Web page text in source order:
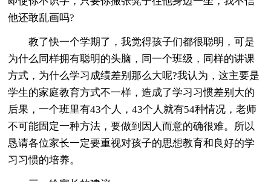
他还敢乱画吗?
教了快一个学期了，我觉得孩子们都很聪明，可是
为什么同样拥有聪明的头脑，同一个班级，同样的讲课
方式，为什么学习成绩差别那么大呢?我认为，这主要是
学生的家庭教育方式不一样，造成了学习习惯差别大的
后果，一个班里有43个人，43个人就有54种情况，老师
不可能固定一种方法，要做到因人而意的确很难。所以
恳请各位家长一定要重视对孩子的思想教育和良好的学
习习惯的培养。